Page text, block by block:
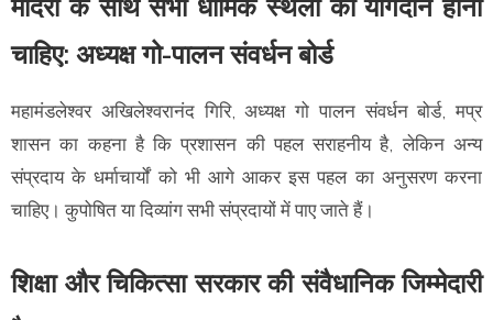
मंदिरों के साथ सभी धार्मिक स्थलों का योगदान होना
चाहिए: अध्यक्ष गो-पालन संवर्धन बोर्ड
महामंडलेश्वर अखिलेश्वरानंद गिरि, अध्यक्ष गो पालन संवर्धन बोर्ड, मप्र
शासन का कहना है कि प्रशासन की पहल सराहनीय है, लेकिन अन्य
संप्रदाय के धर्माचार्यों को भी आगे आकर इस पहल का अनुसरण करना
चाहिए। कुपोषित या दिव्यांग सभी संप्रदायों में पाए जाते हैं।
शिक्षा और चिकित्सा सरकार की संवैधानिक जिम्मेदारी